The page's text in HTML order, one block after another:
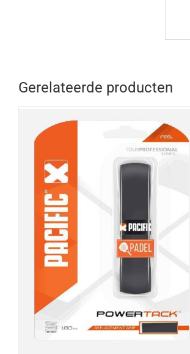
Gerelateerde producten
TOEVOEGEN AAN WINKELWAGEN
DETAILS